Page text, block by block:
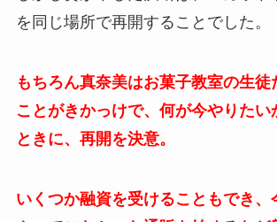
を同じ場所で再開することでした。
もちろん真奈美はお菓子教室の生徒
ことがきかっけで、何が今やりたい
ときに、再開を決意。
いくつか融資を受けることもでき、